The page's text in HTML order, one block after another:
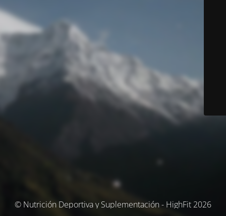
© Nutrición Deportiva y Suplementación - HighFit 2026